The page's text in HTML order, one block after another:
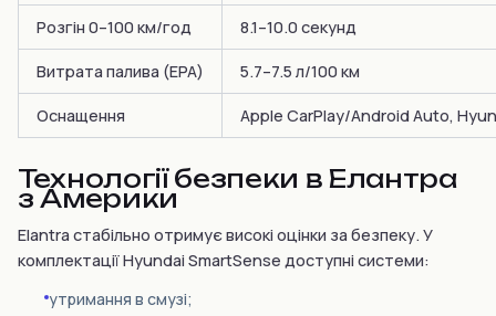
Розгін 0–100 км/год 8.1–10.0 секунд
Витрата палива (EPA) 5.7–7.5 л/100 км
Оснащення Apple CarPlay/Android Auto,
Технології безпеки в Елантра
з Америки
Elantra стабільно отримує високі оцінки за безпеку. У
комплектації Hyundai SmartSense доступні системи:
утримання в смузі;